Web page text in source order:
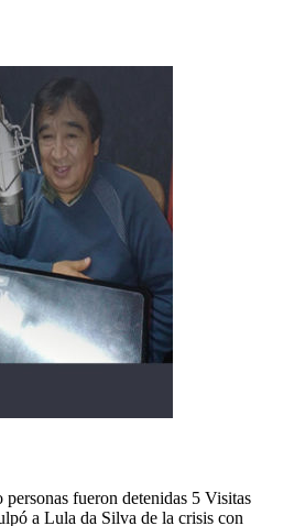
fueron detenidas 5 Visitas
a Lula da Silva de la crisis con